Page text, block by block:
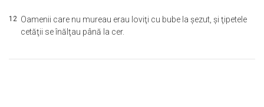
12 Oamenii care nu mureau erau loviţi cu bube la şezut, şi ţipetele
cetăţii se înălţau până la cer.